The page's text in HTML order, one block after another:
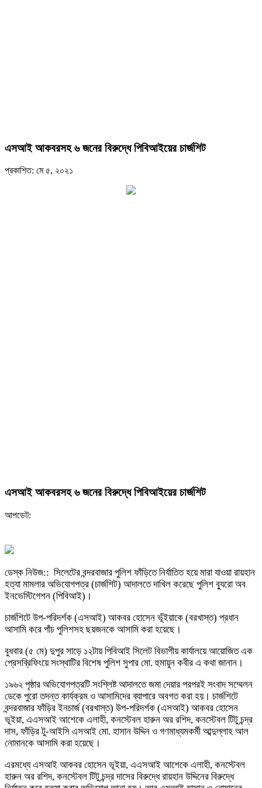
এসআই আকবরসহ ৬ জনের বিরুদ্ধে পিবিআইয়ের চার্জশিট
প্রকাশিত: মে ৫, ২০২১
এসআই আকবরসহ ৬ জনের বিরুদ্ধে পিবিআইয়ের চার্জশিট
আপডেট:
ডেস্ক নিউজ:: সিলেটের বন্দরবাজার পুলিশ ফাঁড়িতে নির্যাতিত হয়ে মারা যাওয়া রায়হান
হত্যা মামলার অভিযোগপত্র (চার্জশিট) আদালতে দাখিল করেছে পুলিশ ব্যুরো অব
ইনভেস্টিগেশন (পিবিআই)।
চার্জশিটে উপ-পরিদর্শক (এসআই) আকবর হোসেন ভূঁইয়াকে (বরখাস্ত) প্রধান
আসামি করে পাঁচ পুলিশসহ ছয়জনকে আসামি করা হয়েছে।
বুধবার (৫ মে) দুপুর সাড়ে ১২টায় পিবিআই সিলেট বিভাগীয় কার্যালয়ে আয়োজিত এক
প্রেসব্রিফিংয়ে সংস্থাটির বিশেষ পুলিশ সুপার মো. হুমায়ুন কবীর এ কথা জানান।
১৯৬২ পৃষ্ঠার অভিযোগপত্রটি সংশ্লিষ্ট আদালতে জমা দেয়ার পরপরই সংবাদ সম্মেলন
ডেকে পুরো তদন্ত কার্যক্রম ও আসামিদের ব্যাপারে অবগত করা হয়। চার্জশিটে
বন্দরবাজার ফাঁড়ির ইনচার্জ (বরখাস্ত) উপ-পরিদর্শক (এসআই) আকবর হোসেন
ভূইয়া, এএসআই আশেকে এলাহী, কনস্টেবল হারুন অর রশিদ, কনস্টেবল টিটু চন্দ্র
দাস, ফাঁড়ির টু-আইসি এসআই মো. হাসান উদ্দিন ও গণমাধ্যমকর্মী আব্দুল্লাহ আল
নোমানকে আসামি করা হয়েছে।
এরমধ্যে এসআই আকবর হোসেন ভূইয়া, এএসআই আশেকে এলাহী, কনস্টেবল
হারুন অর রশিদ, কনস্টেবল টিটু চন্দ্র দাসের বিরুদ্ধে রায়হান উদ্দিনের বিরুদ্ধে